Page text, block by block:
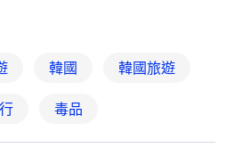
韓國 韓國旅遊
毒品